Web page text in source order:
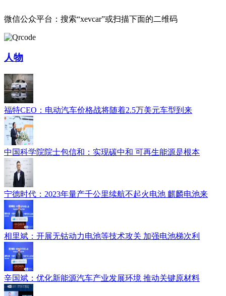
微信公众平台：搜索“xevcar”或扫描下面的二维码
人物
福特CEO：电动汽车价格战将随着2.5万美元车型到来
中国科学院院士包信和：实现碳中和 可再生能源是根本
宁德时代：2023年量产千公里续航不起火电池 麒麟电池来
相里斌：开展无钴动力电池等技术攻关 加强电池梯次利
辛国斌：优化新能源汽车产业发展环境 推动关键原材料